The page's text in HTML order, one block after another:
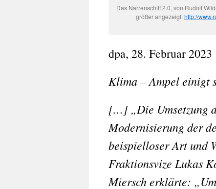
Das Narrenschiff 2.0, von Rudolf
größer angezeigt. http://
dpa, 28. Februar 2023
Klima –Ampel einigt
[…] „Die Umsetzung
Modernisierung der
beispielloser Art und
Fraktionsvize Lukas
Miersch erklärte: